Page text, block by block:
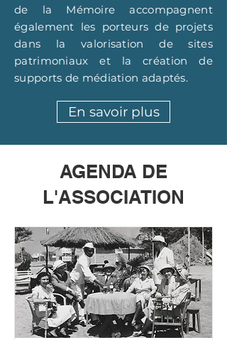
de la Mémoire accompagnent
également les porteurs de projets
dans la valorisation de sites
patrimoniaux et la création de
supports de médiation adaptés.
En savoir plus
AGENDA DE
L'ASSOCIATION